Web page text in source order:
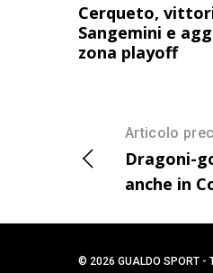
Cerqueto,
Sangemini e
zona playoff
Articolo
Dragoni-
anche in
© 2026 GUALDO SPORT -